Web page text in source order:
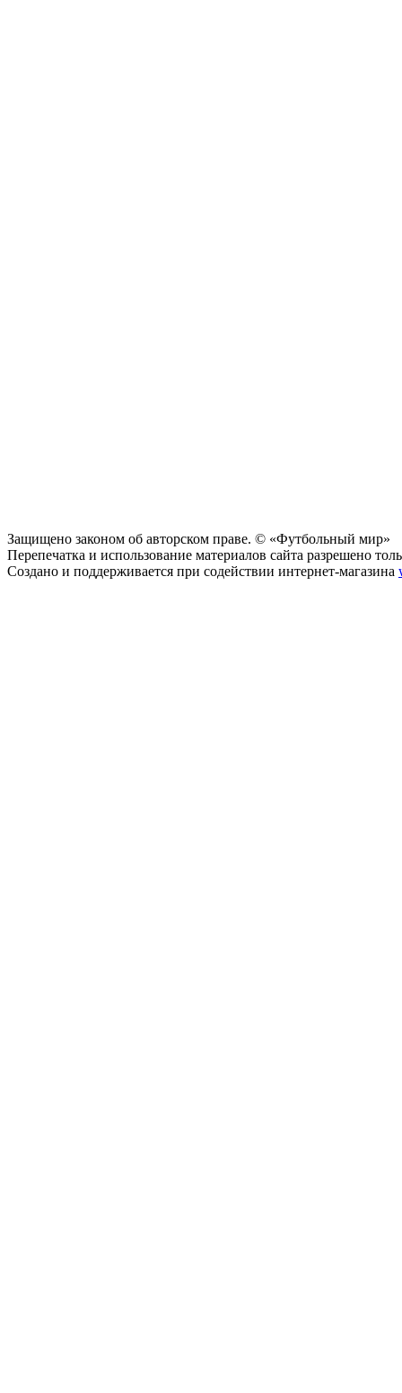
Защищено законом об авторском праве. © «Футбольный мир»
Перепечатка и использование материалов сайта разрешено
Создано и поддерживается при содействии интернет-магазина